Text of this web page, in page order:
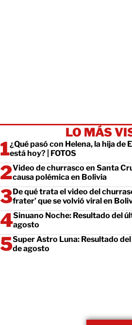
LO MÁS
¿Qué pasó con Helena, la hija de
está hoy? | FOTOS
Video de churrasco en Santa
causa polémica en Bolivia
De qué trata el video del
frater’ que se volvió viral en
Sinuano Noche: Resultado del
agosto
Super Astro Luna: Resultado
de agosto